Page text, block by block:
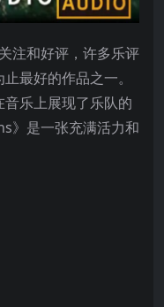
注和好评，许多乐评
最好的作品之一。
乐上展现了乐队的
》是一张充满活力和